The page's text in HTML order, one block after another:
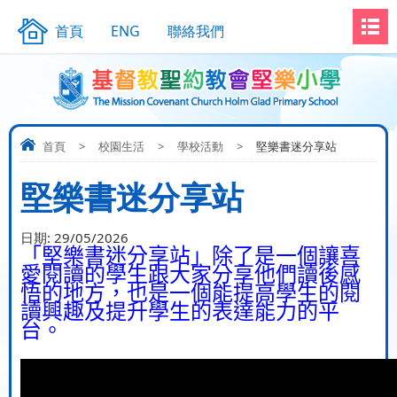
首頁 ENG 聯絡我們
首頁 > 校園生活 > 學校活動 > 堅樂書迷分享站
堅樂書迷分享站
日期: 29/05/2026
「堅樂書迷分享站」除了是一個讓喜
愛閱讀的學生跟大家分享他們讀後感
悟的地方，也是一個能提高學生的閱
讀興趣及提升學生的表達能力的平
台。